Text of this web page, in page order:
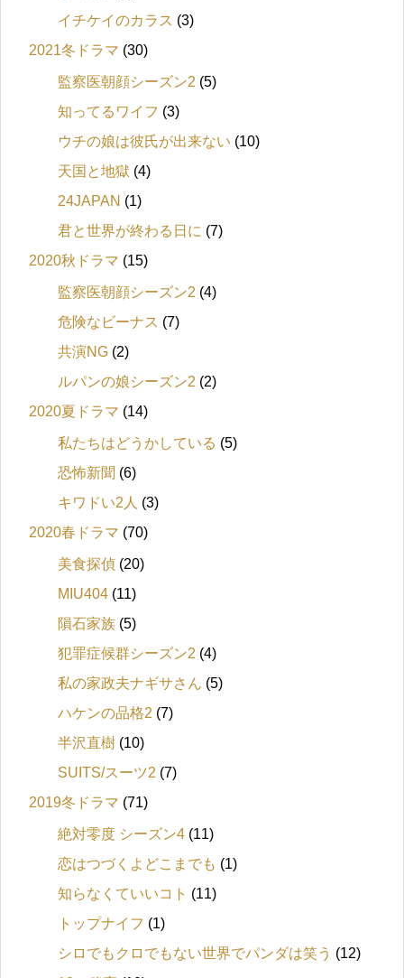
イチケイのカラス (3)
2021冬ドラマ (30)
監察医朝顔シーズン2 (5)
知ってるワイフ (3)
ウチの娘は彼氏が出来ない (10)
天国と地獄 (4)
24JAPAN (1)
君と世界が終わる日に (7)
2020秋ドラマ (15)
監察医朝顔シーズン2 (4)
危険なビーナス (7)
共演NG (2)
ルパンの娘シーズン2 (2)
2020夏ドラマ (14)
私たちはどうかしている (5)
恐怖新聞 (6)
キワドい2人 (3)
2020春ドラマ (70)
美食探偵 (20)
MIU404 (11)
隕石家族 (5)
犯罪症候群シーズン2 (4)
私の家政夫ナギサさん (5)
ハケンの品格2 (7)
半沢直樹 (10)
SUITS/スーツ2 (7)
2019冬ドラマ (71)
絶対零度 シーズン4 (11)
恋はつづくよどこまでも (1)
知らなくていいコト (11)
トップナイフ (1)
シロでもクロでもない世界でパンダは笑う (12)